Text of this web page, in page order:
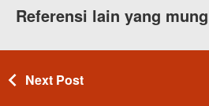
Referensi lain yang
Next Post